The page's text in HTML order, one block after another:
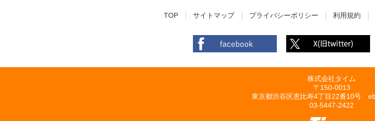
TOP サイトマップ プライバシーポリシー 利用規約
株式会社タイム
〒150-0013
東京都渋谷区恵比寿4丁目22番10号
03-5447-2422